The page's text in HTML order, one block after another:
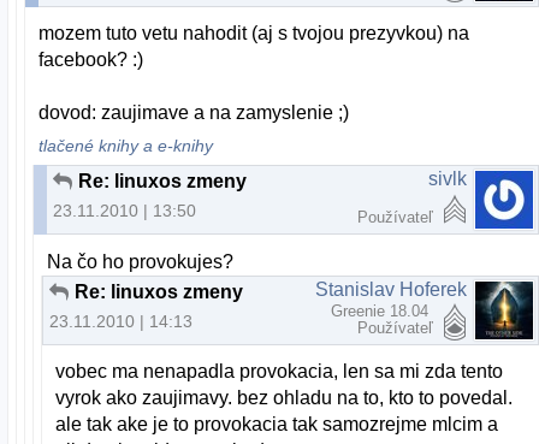
mozem tuto vetu nahodit (aj s tvojou prezyvkou) na
facebook? :)
dovod: zaujimave a na zamyslenie ;)
tlačené knihy a e-knihy
Re: linuxos zmeny
23.11.2010 | 13:50
sivlk
Používateľ
Na čo ho provokujes?
Re: linuxos zmeny
23.11.2010 | 14:13
Stanislav Hoferek
Greenie 18.04
Používateľ
vobec ma nenapadla provokacia, len sa mi zda tento
vyrok ako zaujimavy. bez ohladu na to, kto to povedal.
ale tak ake je to provokacia tak samozrejme mlcim a